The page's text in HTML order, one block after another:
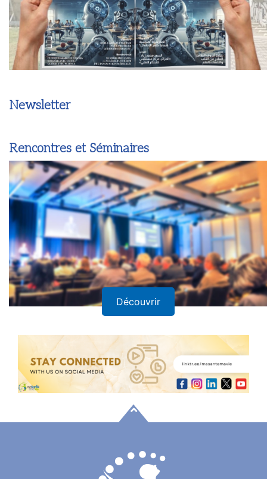
Newsletter
Rencontres et Séminaires
Découvrir